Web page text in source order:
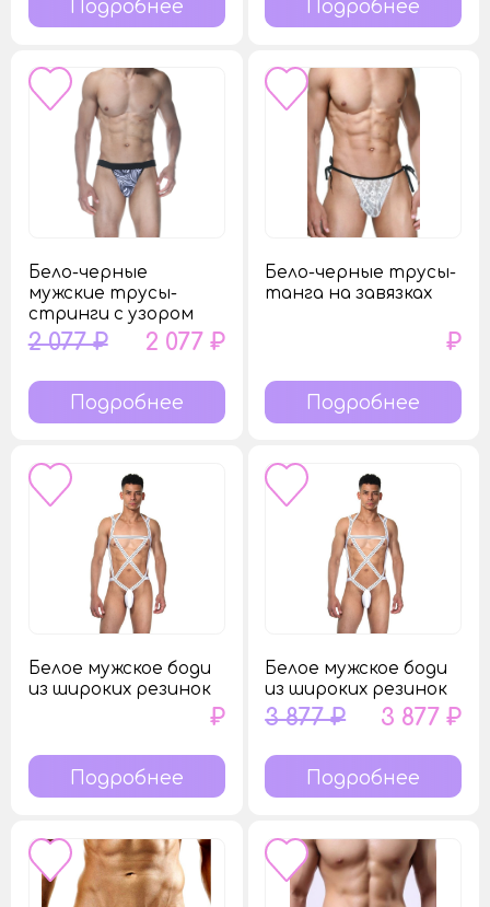
Подробнее Подробнее
Бело-черные
мужские трусы-
стринги с узором
2 077 ₽ 2 077 ₽
Подробнее
Бело-черные трусы-
танга на завязках
₽
Подробнее
Белое мужское боди
из широких резинок
₽
Подробнее
Белое мужское боди
из широких резинок
3 877 ₽ 3 877 ₽
Подробнее